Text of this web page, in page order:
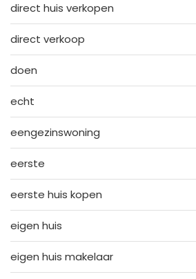
direct huis verkopen
direct verkoop
doen
echt
eengezinswoning
eerste
eerste huis kopen
eigen huis
eigen huis makelaar